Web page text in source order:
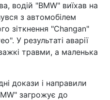
водій "BMW" виїхав на
з автомобілем
зіткнення "Changan"
У результаті аварії
травми, а маленька
докази і направили
загрожує до